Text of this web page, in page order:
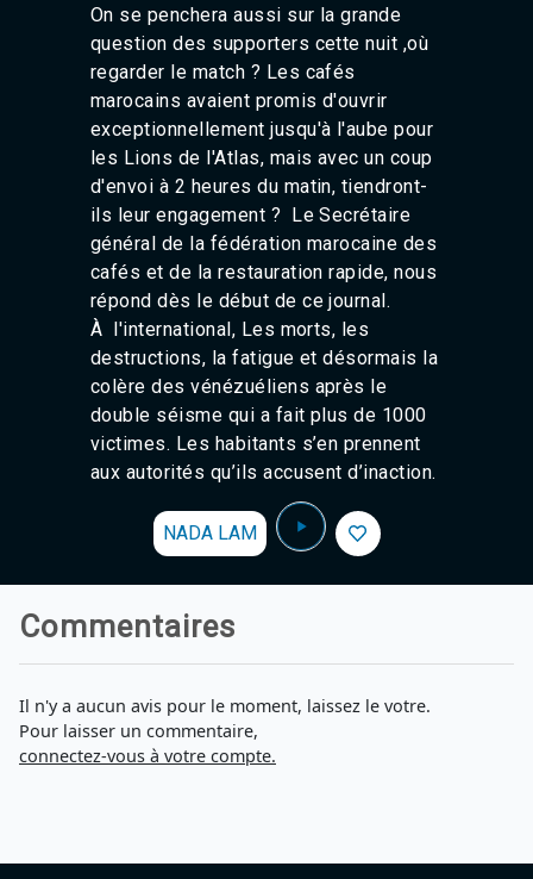
On se penchera aussi sur la grande
question des supporters cette nuit ,où
regarder le match ? Les cafés
marocains avaient promis d'ouvrir
exceptionnellement jusqu'à l'aube pour
les Lions de l'Atlas, mais avec un coup
d'envoi à 2 heures du matin, tiendront-
ils leur engagement ? Le Secrétaire
général de la fédération marocaine des
cafés et de la restauration rapide, nous
répond dès le début de ce journal.
À l'international, Les morts, les
destructions, la fatigue et désormais la
colère des vénézuéliens après le
double séisme qui a fait plus de 1000
victimes. Les habitants s’en prennent
aux autorités qu’ils accusent d’inaction.
NADA LAM
Commentaires
Il n'y a aucun avis pour le moment, laissez le votre.
Pour laisser un commentaire,
connectez-vous à votre compte.